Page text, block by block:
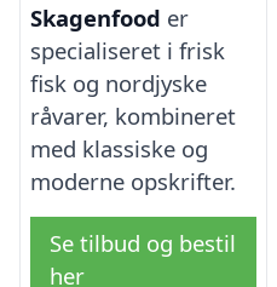
Skagenfood er
specialiseret i frisk
fisk og nordjyske
råvarer, kombineret
med klassiske og
moderne opskrifter.
Se tilbud og bestil
her